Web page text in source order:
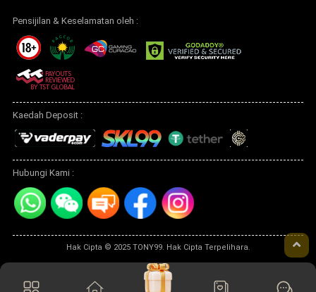
Pensijilan & Keselamatan oleh :
Kaedah Deposit :
Hubungi Kami :
Hak Cipta © 2025 TONY99. Hak Cipta Terpelihara.